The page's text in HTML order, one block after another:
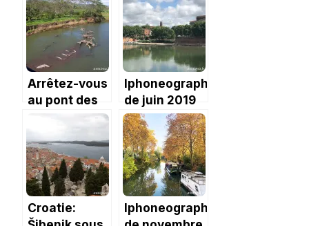
Arrêtez-vous
au pont des
crocodiles !
Iphoneography
de juin 2019
sous le signe
de la
musique !
Croatie:
Iphoneography